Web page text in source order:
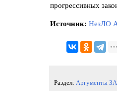
прогрессивных
Источник: НезЛО
Раздел: Аргументы